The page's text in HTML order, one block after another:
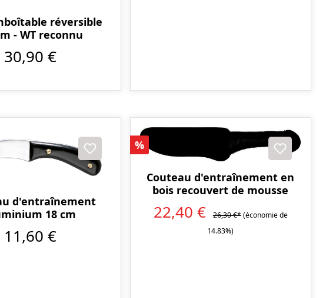
réversible
- WT reconnu
30,90 €
d'entraînement
18 cm
11,60 €
Réduction
%
Couteau d'entraînement en
bois recouvert de mousse
22,40 € 26,30 €*(économie de
14.83%)